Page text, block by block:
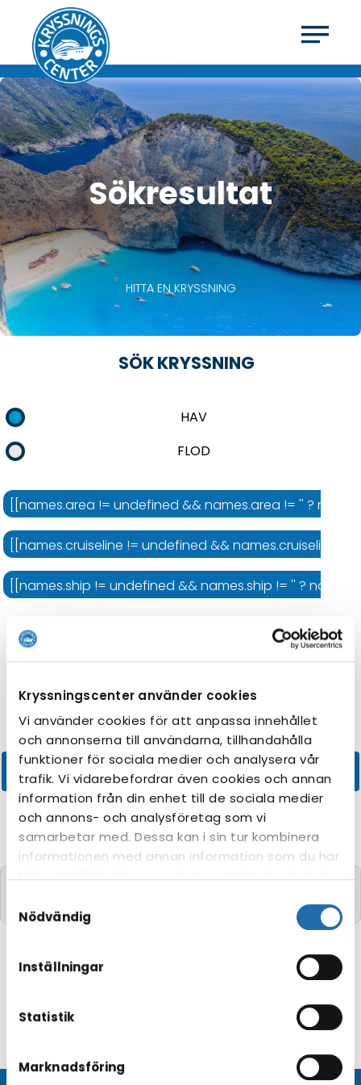
Kryssningscenter använder cookies
Vi använder cookies för att anpassa innehållet
och annonserna till användarna, tillhandahålla
funktioner för sociala medier och analysera vår
trafik. Vi vidarebefordrar även cookies och annan
information från din enhet till de sociala medier
och annons- och analysföretag som vi
samarbetar med. Dessa kan i sin tur kombinera
informationen med annan information som du har
användningen av kakor genom att förändra
Nödvändig
Inställningar
Statistik
Marknadsföring
Sökresultat
HITTA EN KRYSSNING
SÖK KRYSSNING
HAV
FLOD
[[names.area != undefined && names.area != '' ?
[[names.cruiseline != undefined && names.cruiseline !=
[[names.ship != undefined && names.ship != '' ?
Kryssningens längd
V4.1663